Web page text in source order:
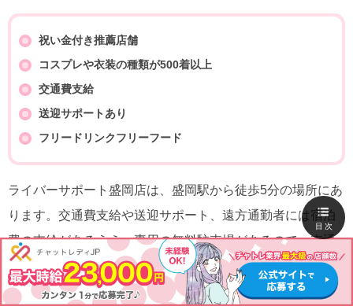
祝い金付き推薦店舗
コスプレや衣装の種類が500着以上
交通費支給
送迎サポートあり
フリードリンクフリーフード
ライバーサポート盛岡店は、盛岡駅から徒歩5分の場所にあ
ります。交通費支給や送迎サポート、遠方通勤者には宿泊
費の支給があるうえ、専用の無料駐車場があるので、車通
勤も可能と誰でも通いやすい店舗です。
目次